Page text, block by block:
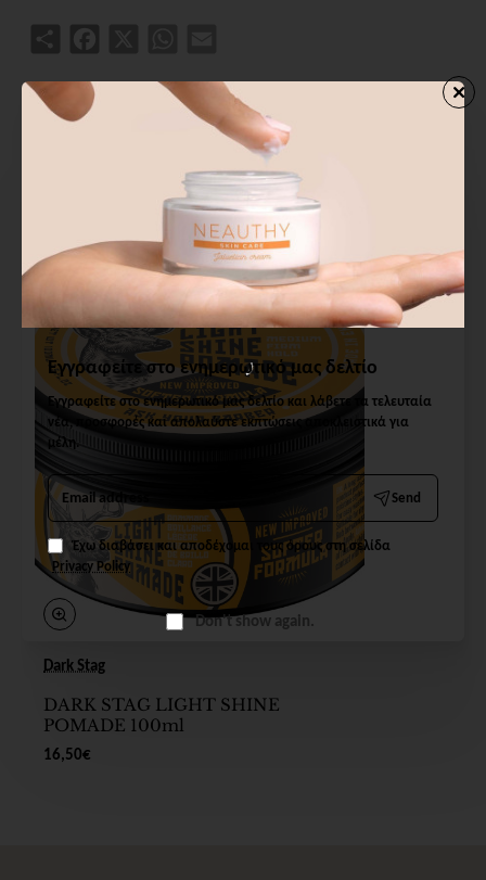
Εγγραφείτε στο ενημερωτικό μας δελτίο
Εγγραφείτε στο ενημερωτικό μας δελτίο και λάβετε τα τελευταία
νέα, προσφορές και απολαύστε εκπτώσεις αποκλειστικά για
μέλη.
Email
address
Send
Έχω διαβάσει και αποδέχομαι τους όρους στη σελίδα
Privacy Policy
Don't show again.
ΣΧΕΤΙΚΑ ΠΡΟΙΟΝΤΑ ΑΓΟΡΑΣΑΝ ΕΠΙΣΗΣ
Dark Stag
DARK STAG LIGHT SHINE
POMADE 100ml
16,50€